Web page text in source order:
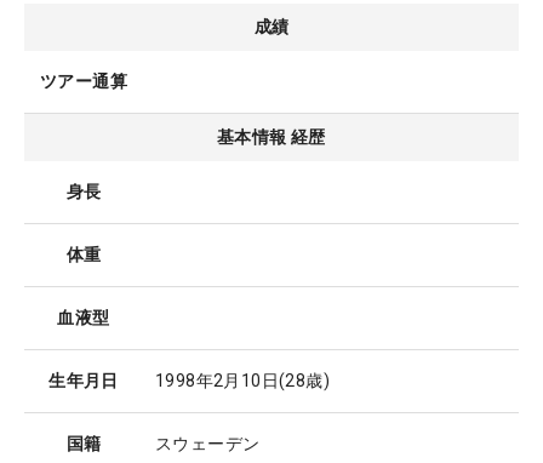
成績
ツアー通算
基本情報 経歴
身長
体重
血液型
生年月日 1998年2月10日(28歳)
国籍 スウェーデン